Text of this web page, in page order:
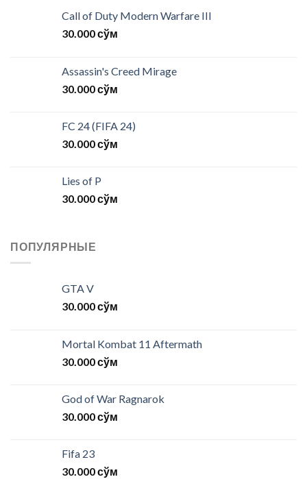
Call of Duty Modern Warfare III
30.000сўм
Assassin's Creed Mirage
30.000сўм
FC 24 (FIFA 24)
30.000сўм
Lies of P
30.000сўм
ПОПУЛЯРНЫЕ
GTA V
30.000сўм
Mortal Kombat 11 Aftermath
30.000сўм
God of War Ragnarok
30.000сўм
Fifa 23
30.000сўм